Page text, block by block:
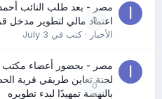
0
مصر - بعد طلب النائب أحمد
اعتماد مالي لتطوير مدخل
الأخبار· كتب في July 3
0
مصر - بحضور أعضاء مكتب
لجنة تعاين طريقي قرية
بالنهضة تمهيدًا لبدء تطويره